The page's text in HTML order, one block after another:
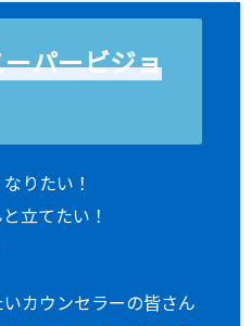
パービジョ
りたい！
立てたい！
カウンセラーの皆さん